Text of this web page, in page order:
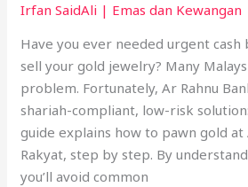
Irfan SaidAli | Emas dan Kewangan
Have you ever needed urgent cash
sell your gold jewelry? Many
problem. Fortunately, Ar Rahnu
shariah-compliant, low-risk
guide explains how to pawn gold at
Rakyat, step by step. By
you’ll avoid common